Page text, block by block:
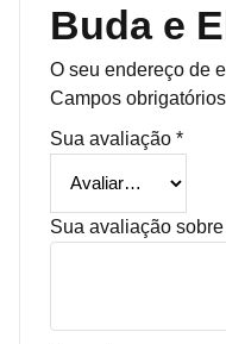
Buda e
O seu endereço de
Campos
Sua avaliação *
Sua avaliação